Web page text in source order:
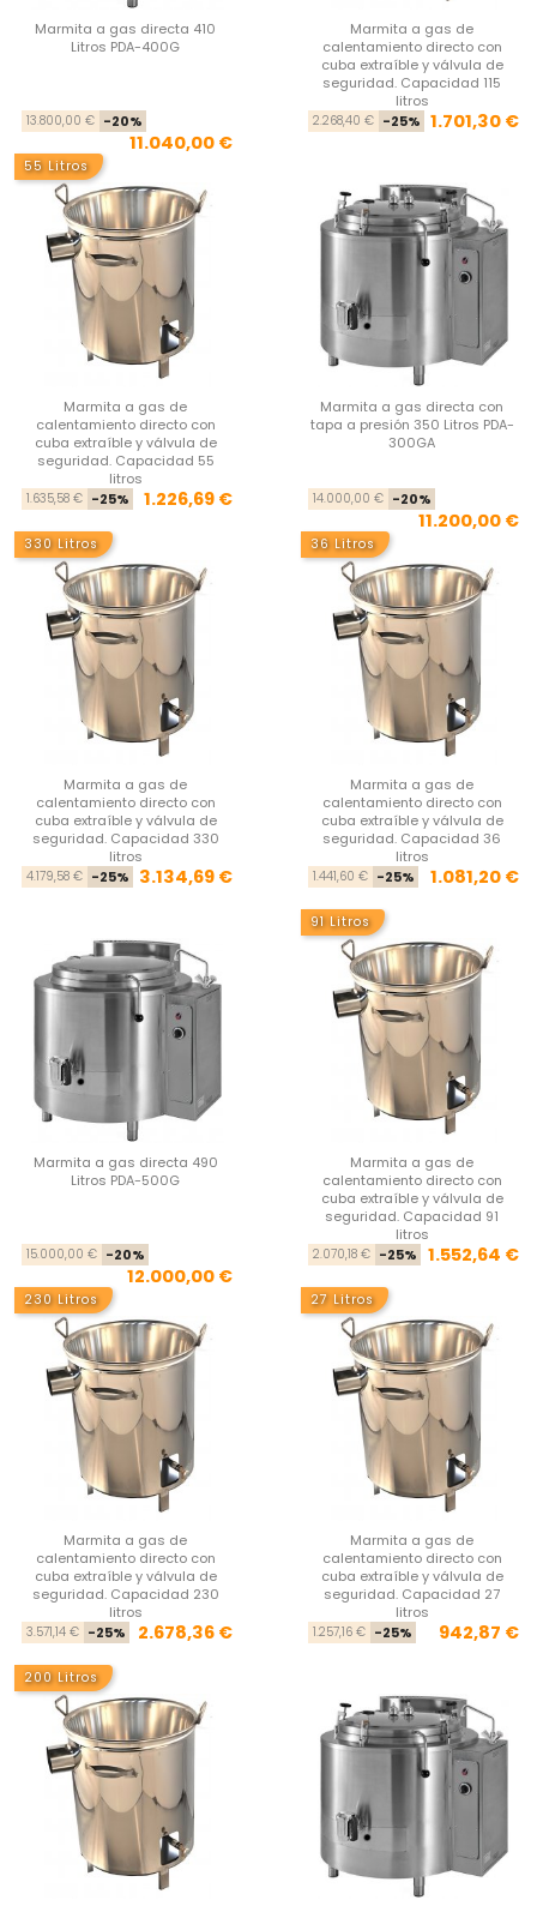
Marmita a gas directa 410
Litros PDA-400G
Precio base
13.800,00 € -20%
11.040,00 €
Marmita a gas de
calentamiento directo con
cuba extraíble y válvula de
seguridad. Capacidad 115
litros
2.268,40 € -25% 1.701,30 €
55 Litros
Marmita a gas de
calentamiento directo con
cuba extraíble y válvula de
seguridad. Capacidad 55
litros
Precio base
1.635,58 € -25% Precio
1.226,69 €
Marmita a gas directa con
tapa a presión 350 Litros PDA-
300GA
14.000,00 € -20%
11.200,00 €
330 Litros
Marmita a gas de
calentamiento directo con
cuba extraíble y válvula de
seguridad. Capacidad 330
litros
Precio base
4.179,58 € -25% Precio
3.134,69 €
36 Litros
Marmita a gas de
calentamiento directo con
cuba extraíble y válvula de
seguridad. Capacidad 36
litros
1.441,60 € -25% 1.081,20 €
Marmita a gas directa 490
Litros PDA-500G
Precio base
15.000,00 € -20%
12.000,00 €
91 Litros
Marmita a gas de
calentamiento directo con
cuba extraíble y válvula de
seguridad. Capacidad 91
litros
2.070,18 € -25% 1.552,64 €
230 Litros
Marmita a gas de
calentamiento directo con
cuba extraíble y válvula de
seguridad. Capacidad 230
litros
Precio base
3.571,14 € -25% Precio
2.678,36 €
27 Litros
Marmita a gas de
calentamiento directo con
cuba extraíble y válvula de
seguridad. Capacidad 27
litros
1.257,16 € -25% 942,87 €
200 Litros